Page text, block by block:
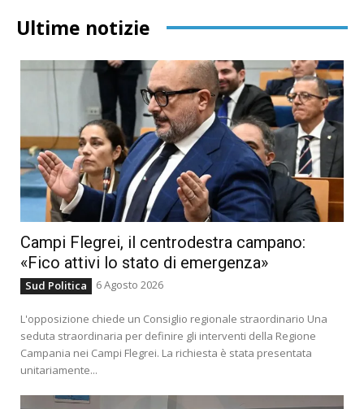
Ultime notizie
Campi Flegrei, il centrodestra campano:
«Fico attivi lo stato di emergenza»
Sud Politica 6 Agosto 2026
L'opposizione chiede un Consiglio regionale straordinario Una
seduta straordinaria per definire gli interventi della Regione
Campania nei Campi Flegrei. La richiesta è stata presentata
unitariamente...